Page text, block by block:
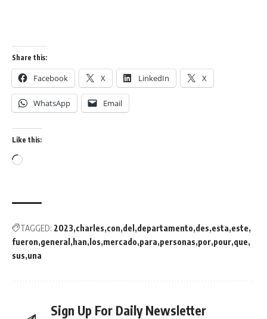
Share this:
Facebook X LinkedIn X
WhatsApp Email
Like this:
TAGGED: 2023 charles con del departamento des esta este
fueron general han los mercado para personas por pour que
sus una
Sign Up For Daily Newsletter